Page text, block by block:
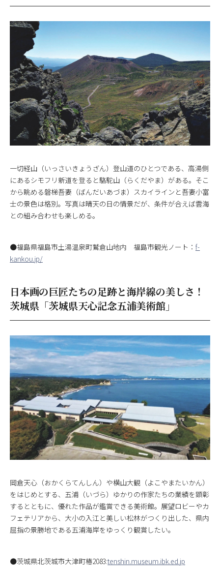
一切経山（いっさいきょうざん）登山道のひとつである、高湯側
にあるシモフリ新道を登ると駱駝山（らくだやま）がある。そこ
から眺める磐梯吾妻（ばんだいあづま）スカイラインと吾妻小富
士の景色は格別。写真は晴天の日の情景だが、条件が合えば雲海
との組み合わせも楽しめる。
●福島県福島市土湯温泉町鷲倉山地内 福島市観光ノート： f-
kankou.jp/
日本画の巨匠たちの足跡と海岸線の美しさ！
茨城県「茨城県天心記念五浦美術館」
岡倉天心（おかくらてんしん）や横山大観（よこやまたいかん）
をはじめとする、五浦（いづら）ゆかりの作家たちの業績を顕彰
するとともに、優れた作品が鑑賞できる美術館。展望ロビーやカ
フェテリアから、大小の入江と美しい松林がつくり出した、県内
屈指の景勝地である五浦海岸をゆっくり観賞したい。
●茨城県北茨城市大津町椿2083:tenshin.museum.ibk.ed.jp